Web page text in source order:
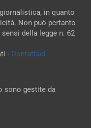
in quanto
Non può pertanto
della legge n. 62
- Contattaci
sono gestite da